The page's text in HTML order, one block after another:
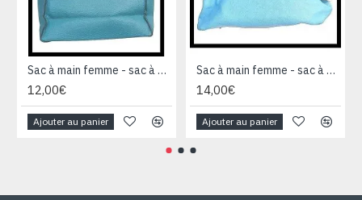
Sac à main femme - sac à main Bleu
12,00€
Ajouter au panier
Sac à main femme - sac à main Bleu
14,00€
Ajouter au panier